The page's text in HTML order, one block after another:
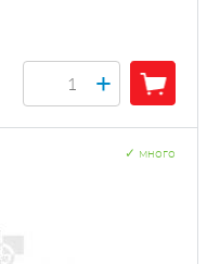
+
много